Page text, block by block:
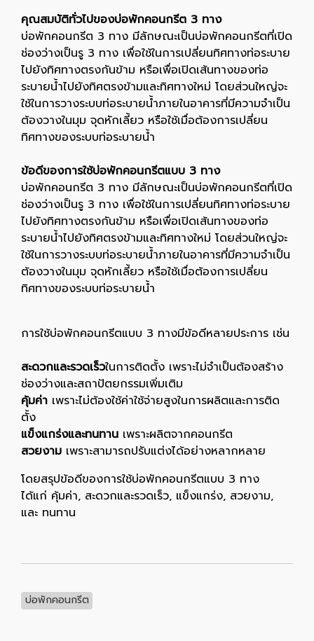
คุณสมบัติทั่วไปของบ่อพักคอนกรีต 3 ทาง
บ่อพักคอนกรีต 3 ทาง มีลักษณะเป็นบ่อพักคอนกรีตที่เปิด
ช่องว่างเป็นรู 3 ทาง เพื่อใช้ในการเปลี่ยนทิศทางท่อระบาย
ไปยังทิศทางตรงกันข้าม หรือเพื่อเปิดเส้นทางของท่อ
ระบายน้ำไปยังทิศตรงข้ามและทิศทางใหม่ โดยส่วนใหญ่จะ
ใช้ในการวางระบบท่อระบายน้ำภายในอาคารที่มีความจำเป็น
ต้องวางในมุม จุดหักเลี้ยว หรือใช้เมื่อต้องการเปลี่ยน
ทิศทางของระบบท่อระบายน้ำ
ข้อดีของการใช้บ่อพักคอนกรีตแบบ 3 ทาง
บ่อพักคอนกรีต 3 ทาง มีลักษณะเป็นบ่อพักคอนกรีตที่เปิด
ช่องว่างเป็นรู 3 ทาง เพื่อใช้ในการเปลี่ยนทิศทางท่อระบาย
ไปยังทิศทางตรงกันข้าม หรือเพื่อเปิดเส้นทางของท่อ
ระบายน้ำไปยังทิศตรงข้ามและทิศทางใหม่ โดยส่วนใหญ่จะ
ใช้ในการวางระบบท่อระบายน้ำภายในอาคารที่มีความจำเป็น
ต้องวางในมุม จุดหักเลี้ยว หรือใช้เมื่อต้องการเปลี่ยน
ทิศทางของระบบท่อระบายน้ำ
การใช้บ่อพักคอนกรีตแบบ 3 ทางมีข้อดีหลายประการ เช่น
สะดวกและรวดเร็วในการติดตั้ง เพราะไม่จำเป็นต้องสร้าง
ช่องว่างและสถาปัตยกรรมเพิ่มเติม
คุ้มค่า เพราะไม่ต้องใช้ค่าใช้จ่ายสูงในการผลิตและการติด
ตั้ง
แข็งแกร่งและทนทาน เพราะผลิตจากคอนกรีต
สวยงาม เพราะสามารถปรับแต่งได้อย่างหลากหลาย
โดยสรุปข้อดีของการใช้บ่อพักคอนกรีตแบบ 3 ทาง
ได้แก่ คุ้มค่า, สะดวกและรวดเร็ว, แข็งแกร่ง, สวยงาม,
และ ทนทาน
บ่อพักคอนกรีต